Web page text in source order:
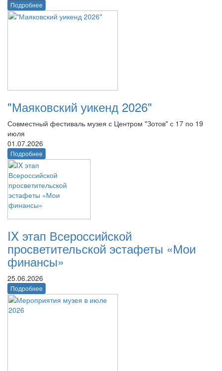
Подробнее
"Маяковский уикенд 2026"
Совместный фестиваль музея с Центром "Зотов" с 17 по 19
июля
01.07.2026
Подробнее
IX этап Всероссийской
просветительской эстафеты «Мои
финансы»
25.06.2026
Подробнее